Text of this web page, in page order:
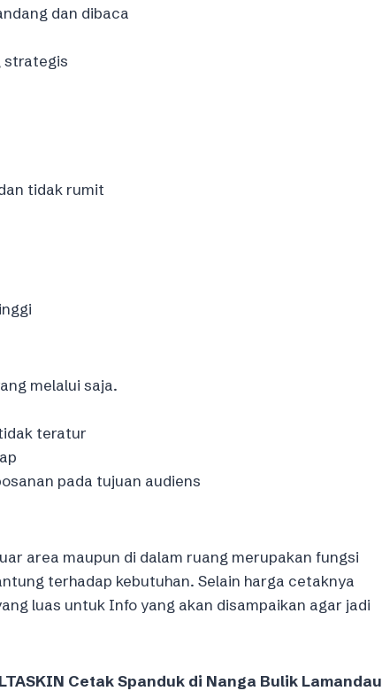
dan dibaca
strategis
tidak rumit
melalui saja.
teratur
pada tujuan audiens
area maupun di dalam ruang merupakan fungsi
terhadap kebutuhan. Selain harga cetaknya
luas untuk Info yang akan disampaikan agar jadi
Cetak Spanduk di Nanga Bulik Lamandau